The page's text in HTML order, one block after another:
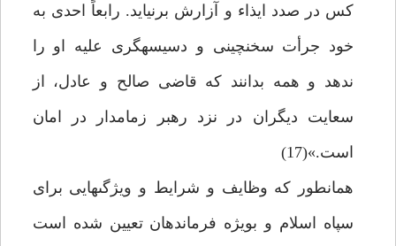
كس در صدد ايذاء و آزارش برنيايد. رابعاً احدى به
خود جرأت سخن‏چينى و دسيسه‏گرى عليه او را
ندهد و همه بدانند كه قاضى صالح و عادل، از
سعايت ديگران در نزد رهبر زمامدار در امان
است.»(17)
همان‏طور كه وظايف و شرايط و ويژگى‏هايى براى
سپاه اسلام و بويژه فرماندهان تعيين شده است